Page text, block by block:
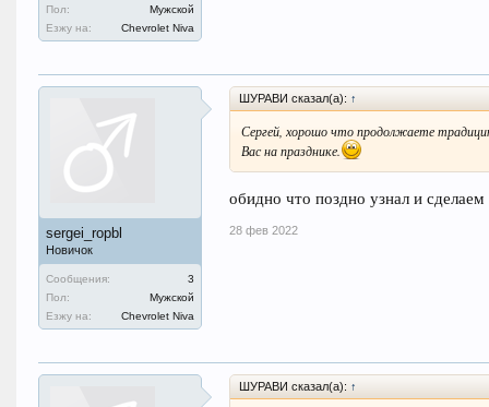
Пол:
Мужской
Езжу на:
Chevrolet Niva
sergei_ropbl
Новичок
Сообщения:
3
Пол:
Мужской
Езжу на:
Chevrolet Niva
ШУРАВИ сказал(а): ↑
Сергей, хорошо что продолжаете
Вас на празднике.
обидно что поздно узнал и
28 фев 2022
ШУРАВИ сказал(а): ↑